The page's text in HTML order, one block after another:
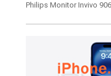
Philips Monitor Invivo